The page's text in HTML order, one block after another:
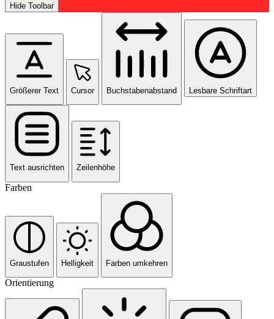
Hide Toolbar
Größerer Text Cursor Buchstabenabstand Lesbare Schriftart
Text ausrichten Zeilenhöhe
Farben
Graustufen Helligkeit Farben umkehren
Orientierung